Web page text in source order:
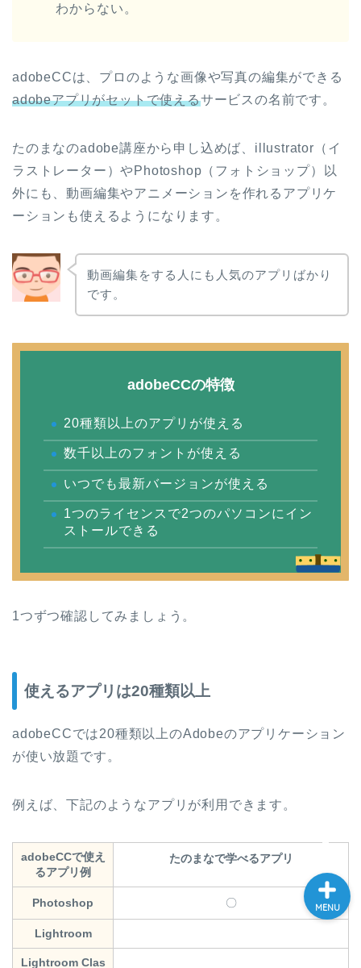
わからない。
adobeCCは、プロのような画像や写真の編集ができる
adobeアプリがセットで使えるサービスの名前です。
たのまなのadobe講座から申し込めば、illustrator（イ
ラストレーター）やPhotoshop（フォトショップ）以
外にも、動画編集やアニメーションを作れるアプリケ
ーションも使えるようになります。
動画編集をする人にも人気のアプリばかり
です。
adobeCCの特徴
20種類以上のアプリが使える
数千以上のフォントが使える
いつでも最新バージョンが使える
1つのライセンスで2つのパソコンにイン
ストールできる
1つずつ確認してみましょう。
使えるアプリは20種類以上
adobeCCでは20種類以上のAdobeのアプリケーション
が使い放題です。
例えば、下記のようなアプリが利用できます。
adobeCCで使え
るアプリ例
たのまなで学べるアプリ
Photoshop 〇
Lightroom
Lightroom Clas
MENU
たのまなのadobe通信講
座は値上げしたことあ
り！3つの理由と今後も値
上げされるか考えてみた
座はぜんぶで3コース！誰
【2021年最新版】たのま
メリットも解説します